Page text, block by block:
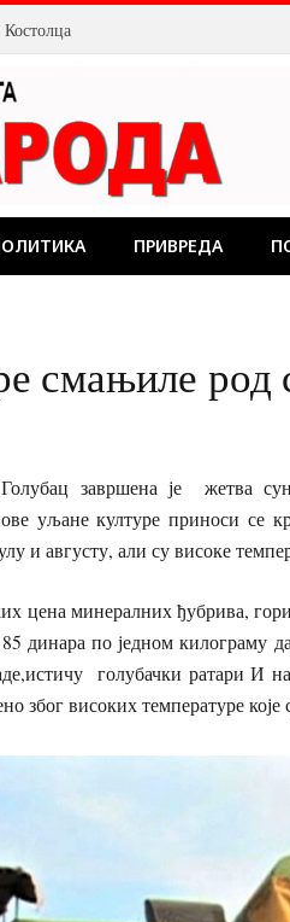
ПРИВРЕДА
смањиле род
завршена је жетва
уљане културе приноси се
и августу, али су високе
цена минералних ђубрива,
85 динара по једном
голубачки ратари И
због високих температуре